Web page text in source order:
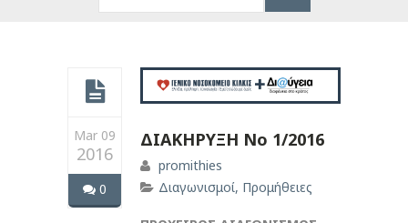
Mar 09
2016
0
ΔΙΑΚΗΡΥΞΗ Νο 1/2016
promithies
Διαγωνισμοί, Προμήθειες